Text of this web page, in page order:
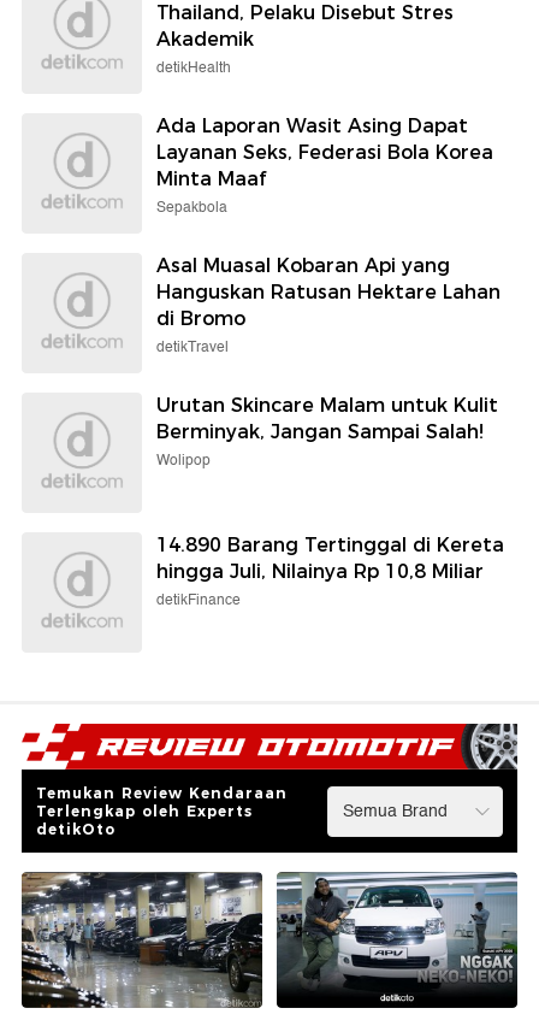
Thailand, Pelaku Disebut Stres
Akademik
detikHealth
Ada Laporan Wasit Asing Dapat
Layanan Seks, Federasi Bola Korea
Minta Maaf
Sepakbola
Asal Muasal Kobaran Api yang
Hanguskan Ratusan Hektare Lahan
di Bromo
detikTravel
Urutan Skincare Malam untuk Kulit
Berminyak, Jangan Sampai Salah!
Wolipop
14.890 Barang Tertinggal di Kereta
hingga Juli, Nilainya Rp 10,8 Miliar
detikFinance
Temukan Review Kendaraan
Terlengkap oleh Experts
detikOto